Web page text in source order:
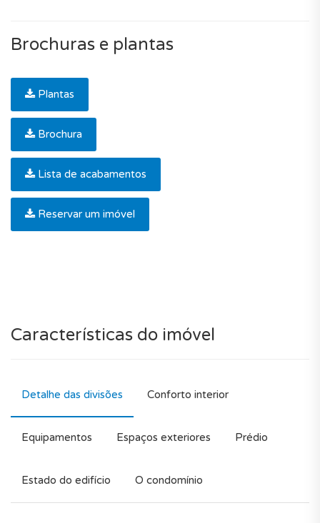
Brochuras e plantas
Plantas
Brochura
Lista de acabamentos
Reservar um imóvel
Características do imóvel
Detalhe das divisões Conforto interior
Equipamentos Espaços exteriores Prédio
Estado do edifício O condomínio